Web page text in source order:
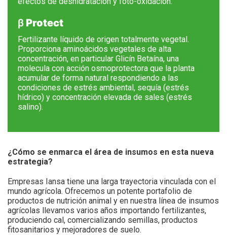
β Protect
Fertilizante líquido de origen totalmente vegetal.
Proporciona aminoácidos vegetales de alta
concentración, en particular Glicín Betaína, una
molecula con acción osmoprotectora que la planta
acumular de forma natural respondiendo a las
condiciones de estrés ambiental, sequía (estrés
hídrico) y concentración elevada de sales (estrés
salino).
¿Cómo se enmarca el área de insumos en esta nueva
estrategia?
Empresas Iansa tiene una larga trayectoria vinculada con el
mundo agrícola. Ofrecemos un potente portafolio de
productos de nutrición animal y en nuestra línea de insumos
agrícolas llevamos varios años importando fertilizantes,
produciendo cal, comercializando semillas, productos
fitosanitarios y mejoradores de suelo.